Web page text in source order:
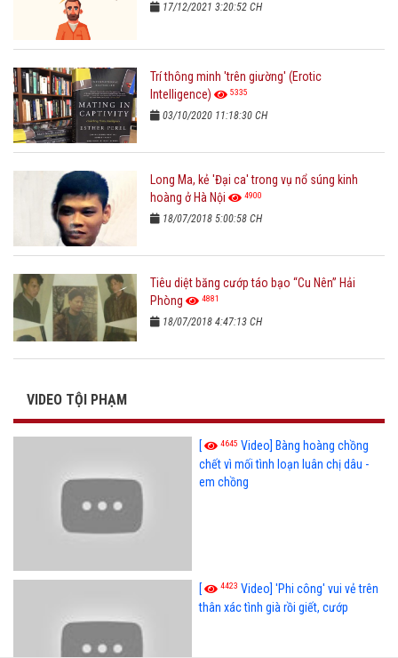
17/12/2021 3:20:52 CH
Trí thông minh 'trên giường' (Erotic
Intelligence)
5335
03/10/2020 11:18:30 CH
Long Ma, kẻ 'Đại ca' trong vụ nổ súng kinh
hoàng ở Hà Nội
4900
18/07/2018 5:00:58 CH
Tiêu diệt băng cướp táo bạo “Cu Nên” Hải
Phòng
4881
18/07/2018 4:47:13 CH
VIDEO TỘI PHẠM
[ 4645 Video] Bàng hoàng chồng
chết vì mối tình loạn luân chị dâu -
em chồng
[ 4423 Video] 'Phi công' vui vẻ trên
thân xác tình già rồi giết, cướp